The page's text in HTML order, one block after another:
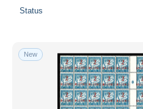
Status
New